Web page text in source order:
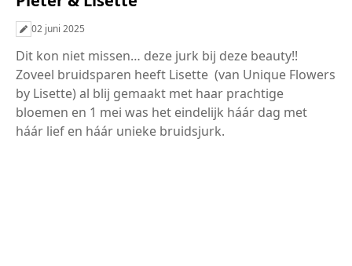
02 juni 2025
Dit kon niet missen… deze jurk bij deze beauty!!
Zoveel bruidsparen heeft Lisette (van Unique Flowers
by Lisette) al blij gemaakt met haar prachtige
bloemen en 1 mei was het eindelijk háár dag met
háár lief en háár unieke bruidsjurk.